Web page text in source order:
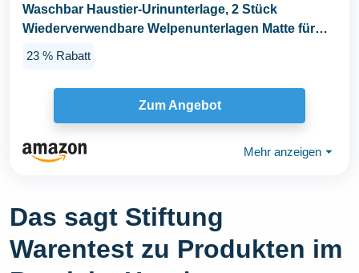
Waschbar Haustier-Urinunterlage, 2 Stück
Wiederverwendbare Welpenunterlagen Matte für
23 % Rabatt
Zum Angebot
Mehr anzeigen ⏷
Das sagt Stiftung
Warentest zu Produkten im